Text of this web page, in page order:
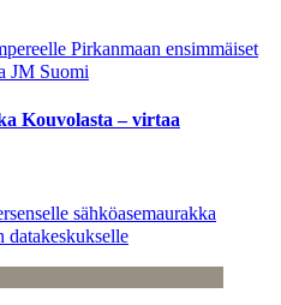
Pirkanmaan ensimmäiset
JM Suomi
Kouvolasta – virtaa
sähköasemaurakka